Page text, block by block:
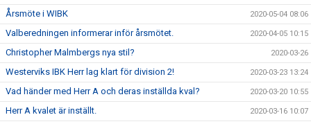
Årsmöte i WIBK 2020-05-04 08:06
Valberedningen informerar inför årsmötet. 2020-04-05 10:15
Christopher Malmbergs nya stil? 2020-03-26
Westerviks IBK Herr lag klart för division 2! 2020-03-23 13:24
Vad händer med Herr A och deras inställda kval? 2020-03-20 10:55
Herr A kvalet är inställt. 2020-03-16 10:07